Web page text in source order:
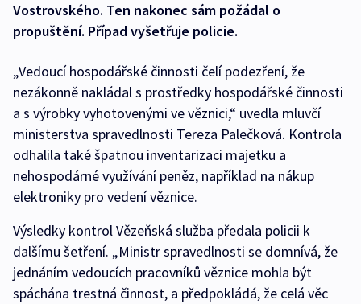
Vostrovského. Ten nakonec sám požádal o
propuštění. Případ vyšetřuje policie.
„Vedoucí hospodářské činnosti čelí podezření, že
nezákonně nakládal s prostředky hospodářské činnosti
a s výrobky vyhotovenými ve věznici,“ uvedla mluvčí
ministerstva spravedlnosti Tereza Palečková. Kontrola
odhalila také špatnou inventarizaci majetku a
nehospodárné využívání peněz, například na nákup
elektroniky pro vedení věznice.
Výsledky kontrol Vězeňská služba předala policii k
dalšímu šetření. „Ministr spravedlnosti se domnívá, že
jednáním vedoucích pracovníků věznice mohla být
spáchána trestná činnost, a předpokládá, že celá věc